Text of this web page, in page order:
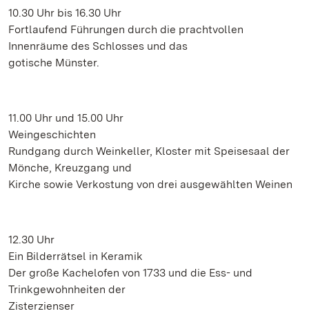
10.30 Uhr bis 16.30 Uhr
Fortlaufend Führungen durch die prachtvollen
Innenräume des Schlosses und das
gotische Münster.
11.00 Uhr und 15.00 Uhr
Weingeschichten
Rundgang durch Weinkeller, Kloster mit Speisesaal der
Mönche, Kreuzgang und
Kirche sowie Verkostung von drei ausgewählten Weinen
12.30 Uhr
Ein Bilderrätsel in Keramik
Der große Kachelofen von 1733 und die Ess- und
Trinkgewohnheiten der
Zisterzienser